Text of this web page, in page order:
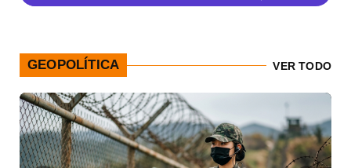
GEOPOLÍTICA VER TODO